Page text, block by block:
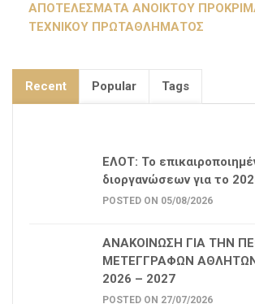
ΑΠΟΤΕΛΕΣΜΑΤΑ ΑΝΟΙΚΤΟΥ
ΤΕΧΝΙΚΟΥ ΠΡΩΤΑΘΛΗΜΑΤΟΣ
Recent Popular Tags
ΕΛΟΤ: Το
διοργανώσεων για το
POSTED ON 05/08/2026
ΑΝΑΚΟΙΝΩΣΗ ΓΙΑ ΤΗΝ
ΜΕΤΕΓΓΡΑΦΩΝ
2026 – 2027
POSTED ON 27/07/2026